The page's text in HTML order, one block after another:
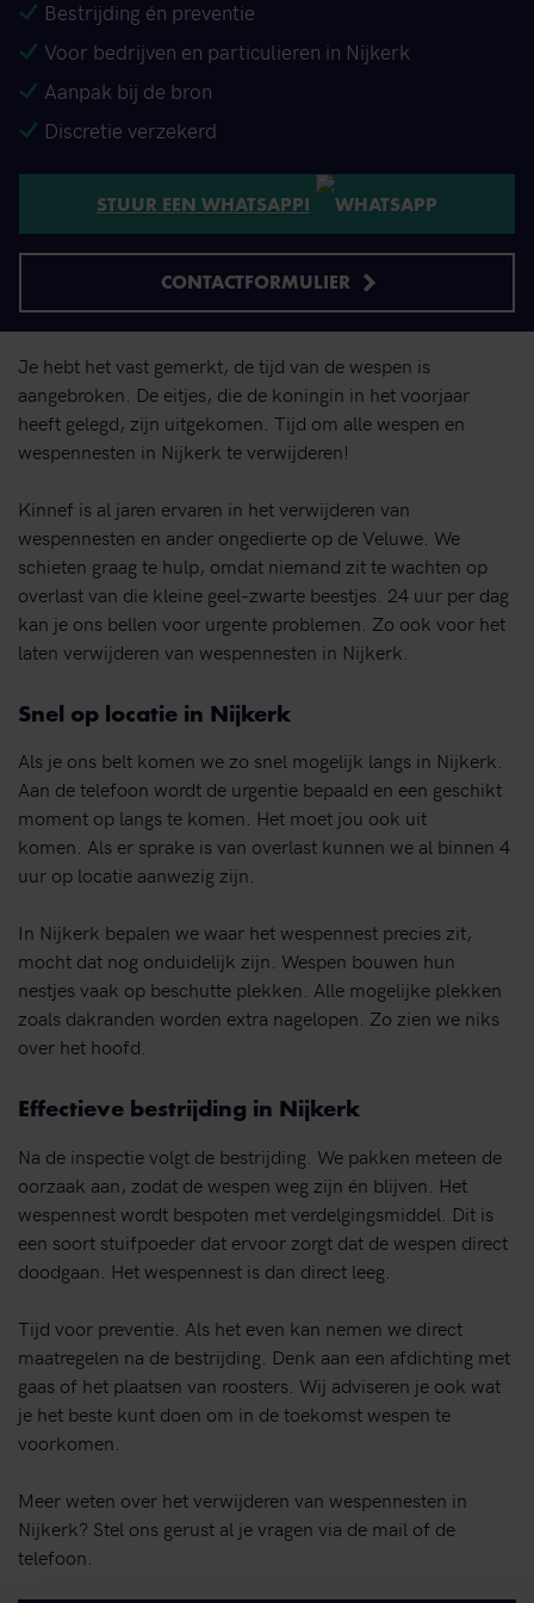
Bestrijding én preventie
Voor bedrijven en particulieren in Nijkerk
Aanpak bij de bron
Discretie verzekerd
STUUR EEN WHATSAPP!
CONTACTFORMULIER
Je hebt het vast gemerkt, de tijd van de wespen is
aangebroken. De eitjes, die de koningin in het voorjaar
heeft gelegd, zijn uitgekomen. Tijd om alle wespen en
wespennesten in Nijkerk te verwijderen!
Kinnef is al jaren ervaren in het verwijderen van
wespennesten en ander ongedierte op de Veluwe. We
schieten graag te hulp, omdat niemand zit te wachten op
overlast van die kleine geel-zwarte beestjes. 24 uur per dag
kan je ons bellen voor urgente problemen. Zo ook voor het
laten verwijderen van wespennesten in Nijkerk.
Snel op locatie in Nijkerk
Als je ons belt komen we zo snel mogelijk langs in Nijkerk.
Aan de telefoon wordt de urgentie bepaald en een geschikt
moment op langs te komen. Het moet jou ook uit
komen. Als er sprake is van overlast kunnen we al binnen 4
uur op locatie aanwezig zijn.
In Nijkerk bepalen we waar het wespennest precies zit,
mocht dat nog onduidelijk zijn. Wespen bouwen hun
nestjes vaak op beschutte plekken. Alle mogelijke plekken
zoals dakranden worden extra nagelopen. Zo zien we niks
over het hoofd.
Effectieve bestrijding in Nijkerk
Na de inspectie volgt de bestrijding. We pakken meteen de
oorzaak aan, zodat de wespen weg zijn én blijven. Het
wespennest wordt bespoten met verdelgingsmiddel. Dit is
een soort stuifpoeder dat ervoor zorgt dat de wespen direct
doodgaan. Het wespennest is dan direct leeg.
Tijd voor preventie. Als het even kan nemen we direct
maatregelen na de bestrijding. Denk aan een afdichting met
gaas of het plaatsen van roosters. Wij adviseren je ook wat
je het beste kunt doen om in de toekomst wespen te
voorkomen.
Meer weten over het verwijderen van wespennesten in
Nijkerk? Stel ons gerust al je vragen via de mail of de
telefoon.